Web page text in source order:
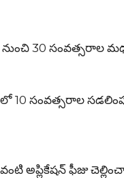
నుంచి 30 సంవత్సరాల
సంవత్సరాల
అప్లికేషన్ ఫీజు